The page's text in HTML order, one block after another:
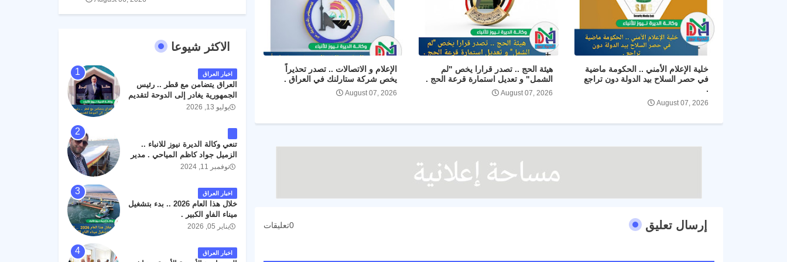
خلية الإعلام الأمني .. الحكومة ماضية
في حصر السلاح بيد الدولة دون تراجع
.
August 07, 2026
هيئة الحج .. تصدر قرارا يخص "لم
الشمل" و تعديل استمارة قرعة الحج .
August 07, 2026
الإعلام و الاتصالات .. تصدر تحذيراً
يخص شركة ستارلنك في العراق .
August 07, 2026
إرسال تعليق 0تعليقات
الاكثر شيوعا
اخبار العراق
العراق يتضامن مع قطر .. رئيس
الجمهورية يغادر إلى الدوحة لتقديم
واجب العزاء .
يوليو 13, 2026
تنعي وكالة الديرة نيوز للانباء ..
الزميل جواد كاظم المياحي . مدير
الخطوط الجوية العراقية السابق
البصرة الدولي اليوم الاثنين على
الطريق المؤدي من البوابة
الرئيسة الى صالة المسافرين .
حيث كان سبب الحادث يعود
لتصادم عجلته مع عجلة نوع كيا بنكو
مطار البصرة الدولي . سائلين الله
عز وجل ان يتغمد الفقيد بواسع
نوفمبر 11, 2024
اخبار العراق
خلال هذا العام 2026 .. بدء بتشغيل
ميناء الفاو الكبير .
يناير 05, 2026
اخبار العراق